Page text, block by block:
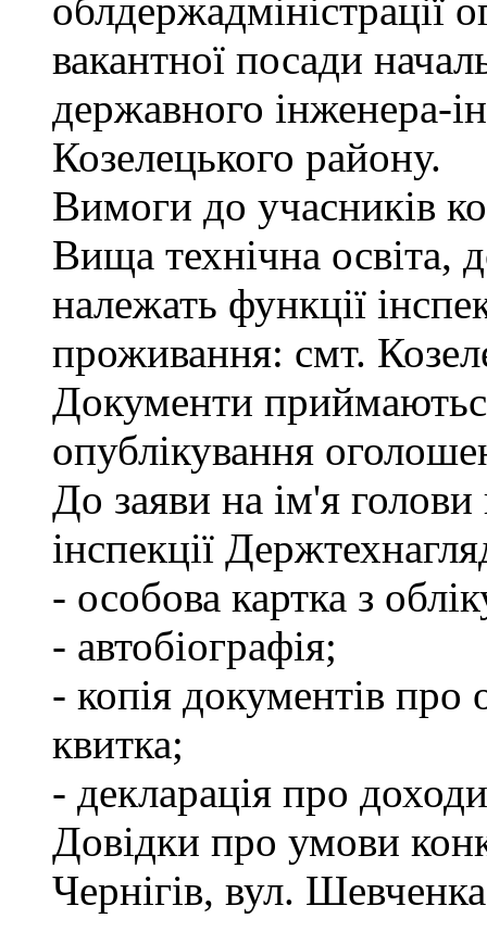
облдержадміністрації
вакантної посади
державного інженера-
Козелецького району.
Вимоги до учасників
Вища технічна освіта,
належать функції
проживання: смт.
Документи
опублікування
До заяви на ім'я голови
інспекції
- особова картка з
- автобіографія;
- копія документів про
квитка;
- декларація про
Довідки про умови
Чернігів, вул.